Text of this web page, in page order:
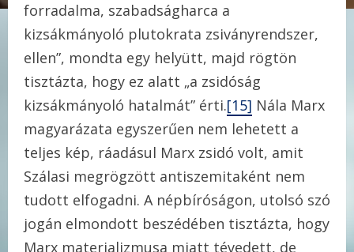
forradalma, szabadságharca a
kizsákmányoló plutokrata zsiványrendszer,
ellen”, mondta egy helyütt, majd rögtön
tisztázta, hogy ez alatt „a zsidóság
kizsákmányoló hatalmát” érti.[15] Nála Marx
magyarázata egyszerűen nem lehetett a
teljes kép, ráadásul Marx zsidó volt, amit
Szálasi megrögzött antiszemitaként nem
tudott elfogadni. A népbíróságon, utolsó szó
jogán elmondott beszédében tisztázta, hogy
Marx materializmusa miatt tévedett, de